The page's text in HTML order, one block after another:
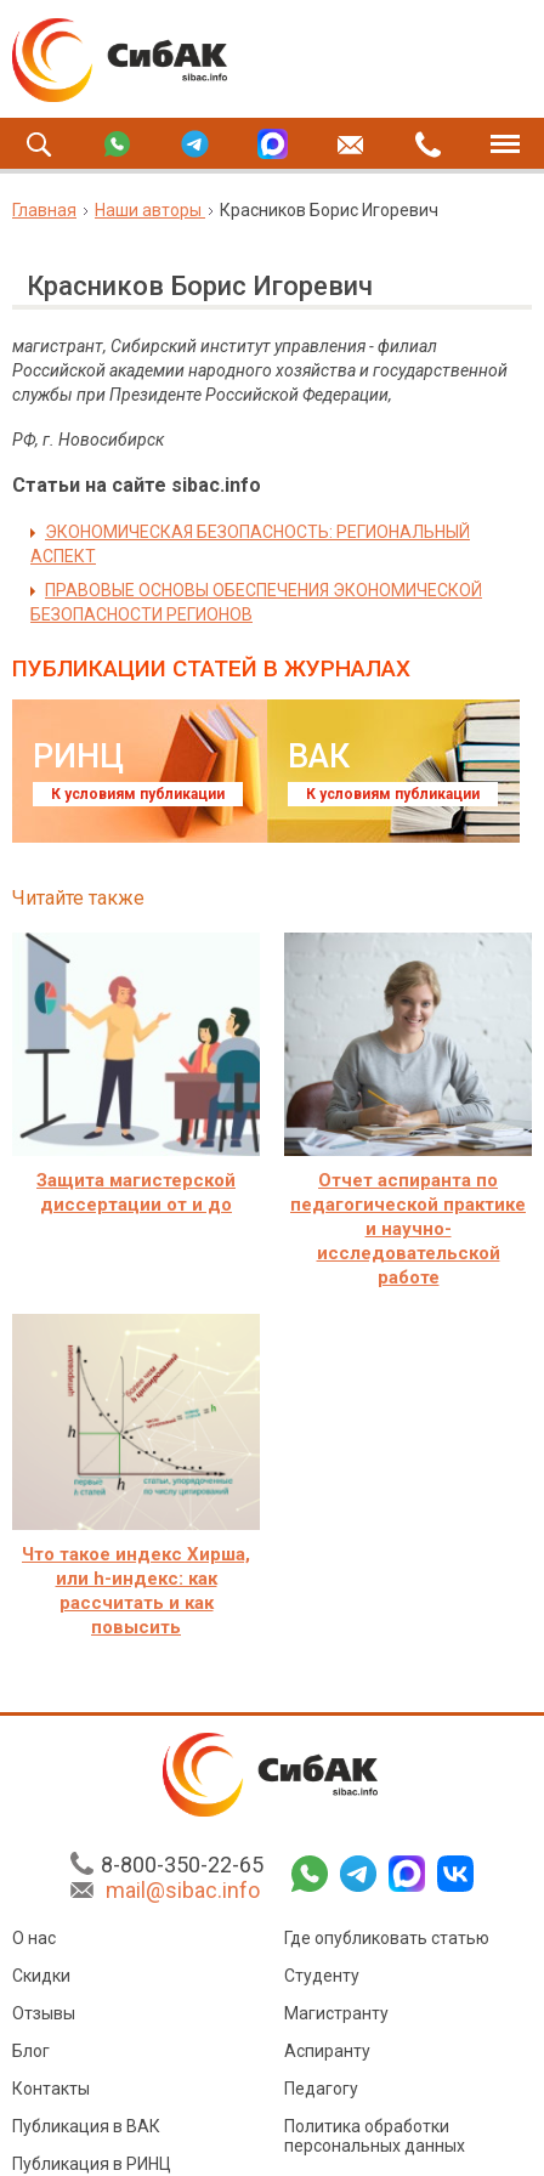
Главная Наши авторы Красников Борис Игоревич
Красников Борис Игоревич
магистрант, Сибирский институт управления - филиал
Российской академии народного хозяйства и государственной
службы при Президенте Российской Федерации,
РФ, г. Новосибирск
Статьи на сайте sibac.info
ЭКОНОМИЧЕСКАЯ БЕЗОПАСНОСТЬ: РЕГИОНАЛЬНЫЙ
АСПЕКТ
ПРАВОВЫЕ ОСНОВЫ ОБЕСПЕЧЕНИЯ ЭКОНОМИЧЕСКОЙ
БЕЗОПАСНОСТИ РЕГИОНОВ
ПУБЛИКАЦИИ СТАТЕЙ В ЖУРНАЛАХ
РИНЦ
К условиям публикации
ВАК
К условиям публикации
Читайте также
Защита магистерской
диссертации от и до
Отчет аспиранта по
педагогической практике
и научно-
исследовательской
работе
Что такое индекс Хирша,
или h-индекс: как
рассчитать и как
повысить
8-800-350-22-65
mail@sibac.info
О нас
Скидки
Отзывы
Блог
Контакты
Где опубликовать статью
Студенту
Магистранту
Аспиранту
Педагогу
Публикация в ВАК
Публикация в РИНЦ
Политика обработки
персональных данных